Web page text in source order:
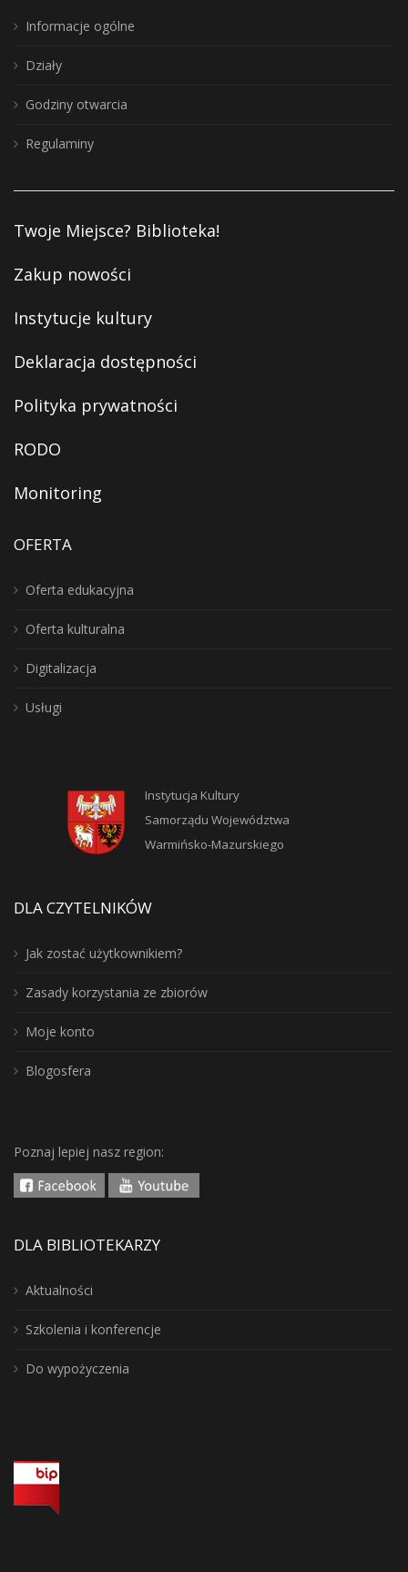
Informacje ogólne
Działy
Godziny otwarcia
Regulaminy
Twoje Miejsce? Biblioteka!
Zakup nowości
Instytucje kultury
Deklaracja dostępności
Polityka prywatności
RODO
Monitoring
OFERTA
Oferta edukacyjna
Oferta kulturalna
Digitalizacja
Usługi
Instytucja Kultury
Samorządu Województwa
Warmińsko-Mazurskiego
DLA CZYTELNIKÓW
Jak zostać użytkownikiem?
Zasady korzystania ze zbiorów
Moje konto
Blogosfera
Poznaj lepiej nasz region:
DLA BIBLIOTEKARZY
Aktualności
Szkolenia i konferencje
Do wypożyczenia